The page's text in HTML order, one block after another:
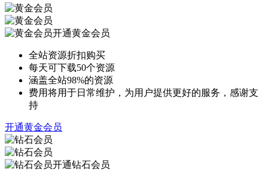
开通黄金会员
全站资源折扣购买
每天可下载50个资源
涵盖全站98%的资源
费用将用于日常维护，为用户提供更好的服务，感谢支
持
开通黄金会员
开通钻石会员